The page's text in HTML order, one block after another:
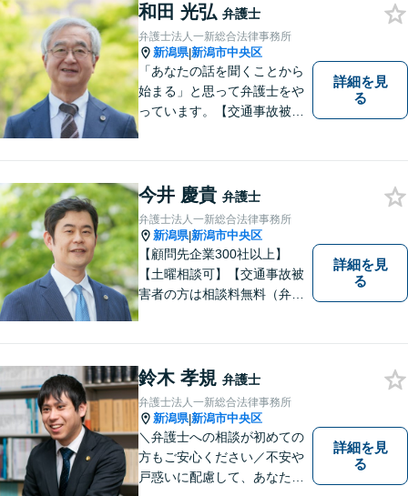
ーな対応を心がけておりま
す。相談先をお探しの方もお
気軽にご相談ください。
和田 光弘 弁護士
弁護士法人一新総合法律事務所
新潟県|新潟市中央区
「あなたの話を聞くことから
始まる」と思って弁護士をや
っています。【交通事故被害
災・不貞慰謝料は相談料初回
無料】【顧問先企業300社以
上】
詳細を見
る
今井 慶貴 弁護士
弁護士法人一新総合法律事務所
新潟県|新潟市中央区
【顧問先企業300社以上】
【土曜相談可】【交通事故被
害者の方は相談料無料（弁護
無料】
詳細を見
る
鈴木 孝規 弁護士
弁護士法人一新総合法律事務所
新潟県|新潟市中央区
＼弁護士への相談が初めての
方もご安心ください／不安や
戸惑いに配慮して、あなたの
詳細を見
る